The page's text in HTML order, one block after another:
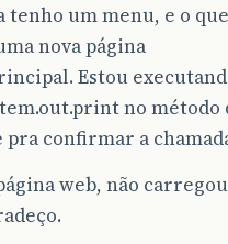
tenho um menu, e o
nova página
Estou
no método
confirmar a
web, não